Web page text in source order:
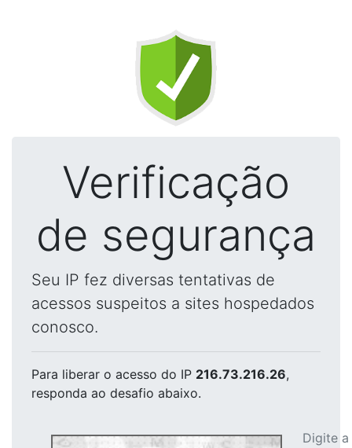
Verificação
de segurança
Seu IP fez diversas tentativas de
acessos suspeitos a sites hospedados
conosco.
Para liberar o acesso do IP 216.73.216.26,
responda ao desafio abaixo.
Digite